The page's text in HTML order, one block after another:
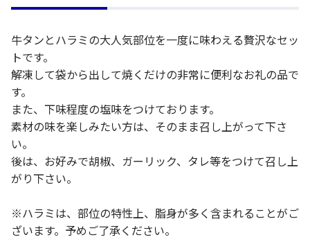
牛タンとハラミの大人気部位を一度に味わえる贅沢なセッ
トです。
解凍して袋から出して焼くだけの非常に便利なお礼の品で
す。
また、下味程度の塩味をつけております。
素材の味を楽しみたい方は、そのまま召し上がって下さ
い。
後は、お好みで胡椒、ガーリック、タレ等をつけて召し上
がり下さい。
※ハラミは、部位の特性上、脂身が多く含まれることがご
ざいます。予めご了承ください。